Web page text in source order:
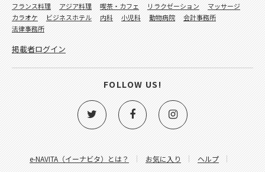
e-NAVITA（イーナビタ）とは？ お気に入り
ヘルプ
フランス料理
アジア料理 喫茶・カフェ リラクゼーション
マッサージ
カラオケ
ビジネスホテル 内科 小児科 動物病院
会計事務所
法律事務所
掲載者ログイン
FOLLOW US!